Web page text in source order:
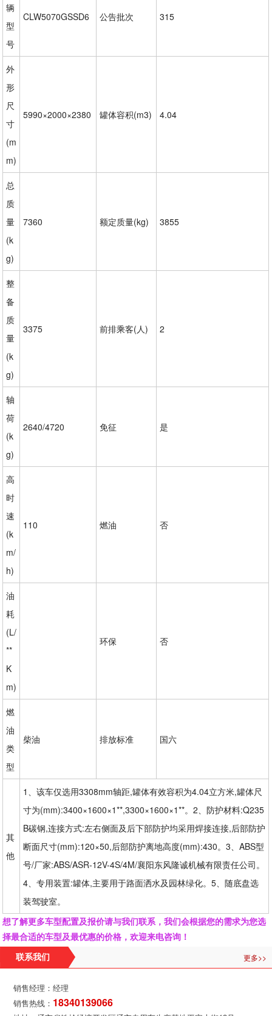
辆
型
号
CLW5070GSSD6 公告批次 315
外
形
尺
寸
(m
m)
5990×2000×2380 罐体容积(m3) 4.04
总
质
量
(k
g)
7360 额定质量(kg) 3855
整
备
质
量
(k
g)
3375 前排乘客(人) 2
轴
荷
(k
g)
2640/4720 免征 是
高
时
速
(k
m/
h)
110 燃油 否
油
耗
(L/
**
K
m)
环保 否
燃
油
类
型
柴油 排放标准 国六
其
他
1、该车仅选用3308mm轴距,罐体有效容积为4.04立方米,罐体尺
寸为(mm):3400×1600×1**,3300×1600×1**。2、防护材料:Q235
B碳钢,连接方式:左右侧面及后下部防护均采用焊接连接,后部防护
断面尺寸(mm):120×50,后部防护离地高度(mm):430。3、ABS型
号/厂家:ABS/ASR-12V-4S/4M/襄阳东风隆诚机械有限责任公司。
4、专用装置:罐体,主要用于路面洒水及园林绿化。5、随底盘选
装驾驶室。
想了解更多车型配置及报价请与我们联系，我们会根据您的需求为您选
择最合适的车型及最优惠的价格，欢迎来电咨询！
联系我们 更多>>
销售经理：经理
销售热线： 18340139066